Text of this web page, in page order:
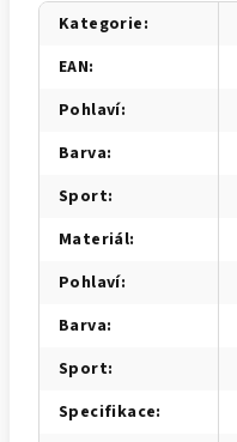
Kategorie:
EAN:
Pohlaví:
Barva:
Sport:
Materiál:
Pohlaví:
Barva:
Sport:
Specifikace: